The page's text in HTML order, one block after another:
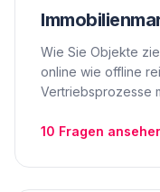
Wie Sie Objekte
online wie offline
Vertriebsprozesse
10 Fragen